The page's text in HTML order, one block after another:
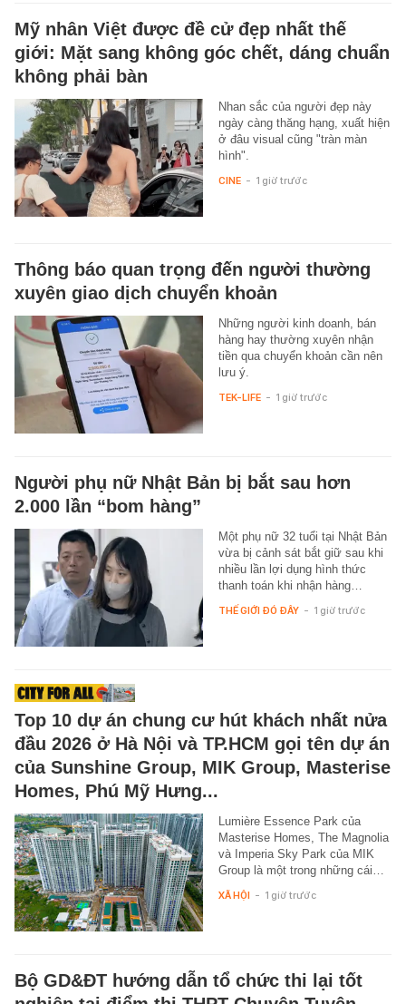
Mỹ nhân Việt được đề cử đẹp nhất thế
giới: Mặt sang không góc chết, dáng chuẩn
không phải bàn
Nhan sắc của người đẹp này
ngày càng thăng hạng, xuất hiện
ở đâu visual cũng "tràn màn
hình".
CINE - 1 giờ trước
Thông báo quan trọng đến người thường
xuyên giao dịch chuyển khoản
Những người kinh doanh, bán
hàng hay thường xuyên nhận
tiền qua chuyển khoản cần nên
lưu ý.
TEK-LIFE - 1 giờ trước
Người phụ nữ Nhật Bản bị bắt sau hơn
2.000 lần “bom hàng”
Một phụ nữ 32 tuổi tại Nhật Bản
vừa bị cảnh sát bắt giữ sau khi
nhiều lần lợi dụng hình thức
thanh toán khi nhận hàng…
THẾ GIỚI ĐÓ ĐÂY - 1 giờ trước
Top 10 dự án chung cư hút khách nhất nửa
đầu 2026 ở Hà Nội và TP.HCM gọi tên dự án
của Sunshine Group, MIK Group, Masterise
Homes, Phú Mỹ Hưng...
Lumière Essence Park của
Masterise Homes, The Magnolia
và Imperia Sky Park của MIK
Group là một trong những cái…
XÃ HỘI - 1 giờ trước
Bộ GD&ĐT hướng dẫn tổ chức thi lại tốt